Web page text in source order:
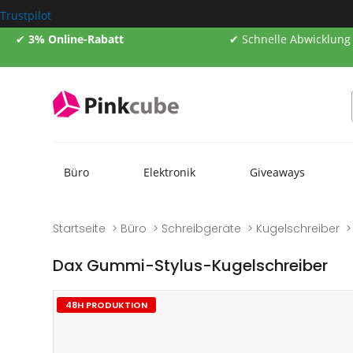
Trustpilot
✔ 3% Online-Rabatt ✔ Schnelle Abwicklung
Büro Elektronik Giveaways
Startseite Büro Schreibgeräte Kugelschreiber
Dax Gummi-Stylus-Kugelschreiber
Zum
Ende
Zum
Anfang
48H PRODUKTION